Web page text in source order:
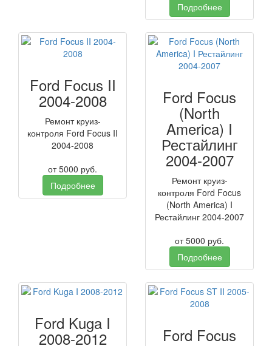
Подробнее
Ford Focus II
2004-2008
Ремонт круиз-
контроля Ford Focus II
2004-2008
от5000 руб.
Подробнее
Ford Focus
(North
America) I
Рестайлинг
2004-2007
Ремонт круиз-
контроля Ford Focus
(North America) I
Рестайлинг 2004-2007
от5000 руб.
Подробнее
Ford Kuga I
2008-2012 Ford Focus